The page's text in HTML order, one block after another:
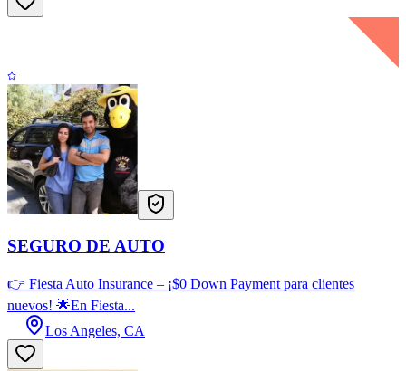
SEGURO DE AUTO
👉 Fiesta Auto Insurance – ¡$0 Down Payment para clientes
nuevos! 🌟En Fiesta...
Los Angeles, CA